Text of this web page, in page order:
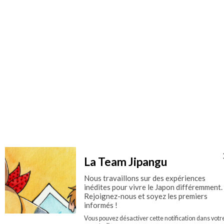
La Team Jipangu
Nous travaillons sur des expériences
inédites pour vivre le Japon différemment.
Rejoignez-nous et soyez les premiers
informés !
Vous pouvez désactiver cette notification dans